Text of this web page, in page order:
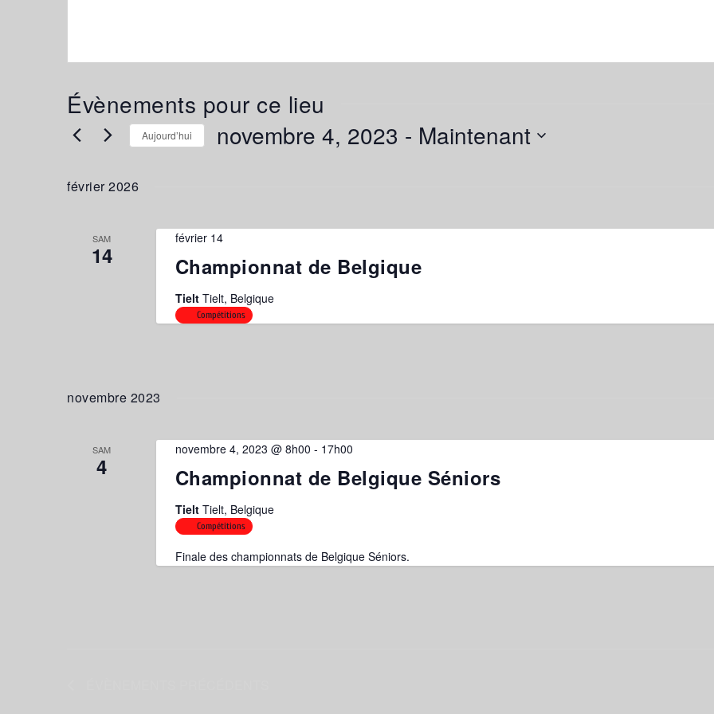
Évènements pour ce lieu
Aujourd’hui novembre 4, 2023 - Maintenant
février 2026
SAM
14 Championnat de Belgique
février 14
Tielt Tielt, Belgique
Compétitions
novembre 2023
SAM
4 Championnat de Belgique Séniors
novembre 4, 2023 @ 8h00 - 17h00
Tielt Tielt, Belgique
Compétitions
Finale des championnats de Belgique Séniors.